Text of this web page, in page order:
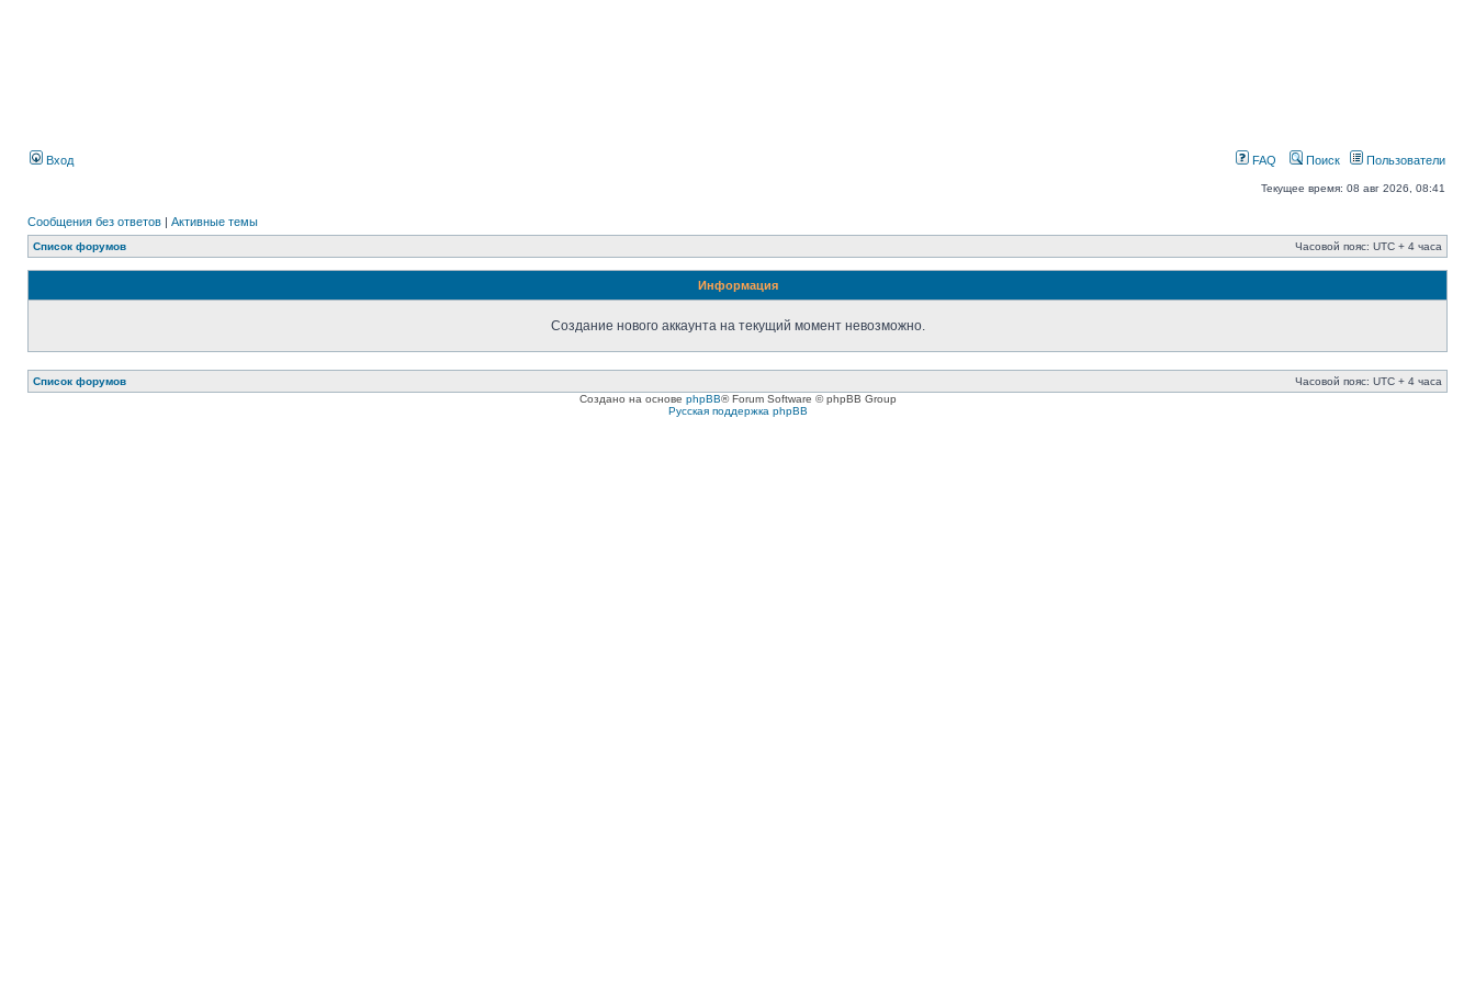
Вход FAQ Поиск Пользователи
Текущее время: 08 авг 2026, 08:41
Сообщения без ответов | Активные темы
Список форумов Часовой пояс: UTC + 4 часа
Информация
Создание нового аккаунта на текущий момент невозможно.
Список форумов
Часовой пояс: UTC + 4 часа
Создано на основе phpBB® Forum Software © phpBB Group
Русская поддержка phpBB